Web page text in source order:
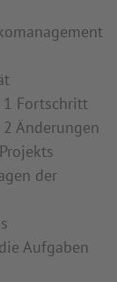
1 Fortschritt
Änderungen
der
Aufgaben